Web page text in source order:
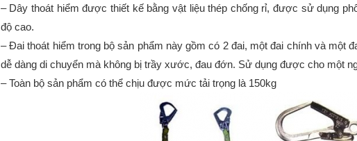
– Dây thoát hiểm được thiết kế bằng vật liệu thép chống rỉ, được sử dụng
độ cao.
– Đai thoát hiểm trong bộ sản phẩm này gồm có 2 đai, một đai chính và một
dễ dàng di chuyển mà không bị trầy xước, đau đớn. Sử dụng được cho một
– Toàn bộ sản phẩm có thể chịu được mức tải trọng là 150kg